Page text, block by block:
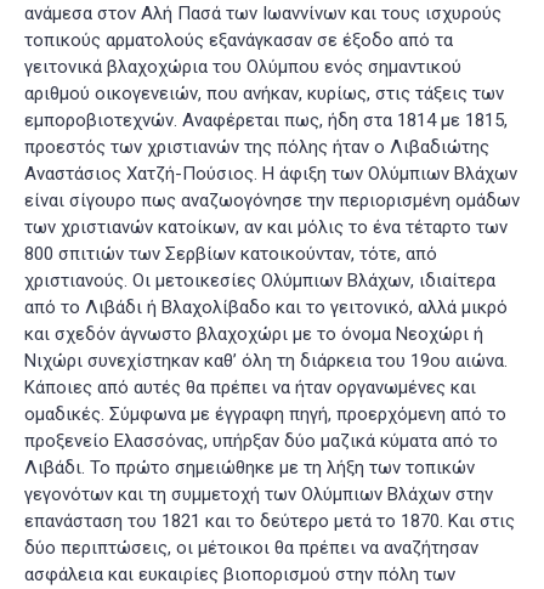
ανάμεσα στον Αλή Πασά των Ιωαννίνων και τους ισχυρούς
τοπικούς αρματολούς εξανάγκασαν σε έξοδο από τα
γειτονικά βλαχοχώρια του Ολύμπου ενός σημαντικού
αριθμού οικογενειών, που ανήκαν, κυρίως, στις τάξεις των
εμποροβιοτεχνών. Αναφέρεται πως, ήδη στα 1814 με 1815,
προεστός των χριστιανών της πόλης ήταν ο Λιβαδιώτης
Αναστάσιος Χατζή-Πούσιος. Η άφιξη των Ολύμπιων Βλάχων
είναι σίγουρο πως αναζωογόνησε την περιορισμένη ομάδων
των χριστιανών κατοίκων, αν και μόλις το ένα τέταρτο των
800 σπιτιών των Σερβίων κατοικούνταν, τότε, από
χριστιανούς. Οι μετοικεσίες Ολύμπιων Βλάχων, ιδιαίτερα
από το Λιβάδι ή Βλαχολίβαδο και το γειτονικό, αλλά μικρό
και σχεδόν άγνωστο βλαχοχώρι με το όνομα Νεοχώρι ή
Νιχώρι συνεχίστηκαν καθ’ όλη τη διάρκεια του 19ου αιώνα.
Κάποιες από αυτές θα πρέπει να ήταν οργανωμένες και
ομαδικές. Σύμφωνα με έγγραφη πηγή, προερχόμενη από το
προξενείο Ελασσόνας, υπήρξαν δύο μαζικά κύματα από το
Λιβάδι. Το πρώτο σημειώθηκε με τη λήξη των τοπικών
γεγονότων και τη συμμετοχή των Ολύμπιων Βλάχων στην
επανάσταση του 1821 και το δεύτερο μετά το 1870. Και στις
δύο περιπτώσεις, οι μέτοικοι θα πρέπει να αναζήτησαν
ασφάλεια και ευκαιρίες βιοπορισμού στην πόλη των